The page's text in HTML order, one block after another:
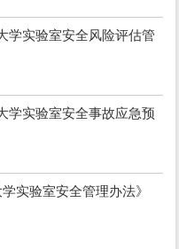
学实验室安全风险评估管
学实验室安全事故应急预
实验室安全管理办法》